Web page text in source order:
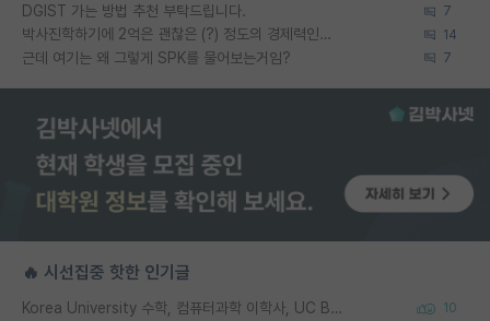
DGIST 가는 방법 추천 부탁드립니다. 7
박사진학하기에 2억은 괜찮은 (?) 정도의 경제력인가요 14
근데 여기는 왜 그렇게 SPK를 물어보는거임? 7
🔥 시선집중 핫한 인기글
Korea University 수학, 컴퓨터과학 이학사, UC Berkeley 산업공학 대학원 공학박사가 되는 것은 쉽지 않겠죠? 10